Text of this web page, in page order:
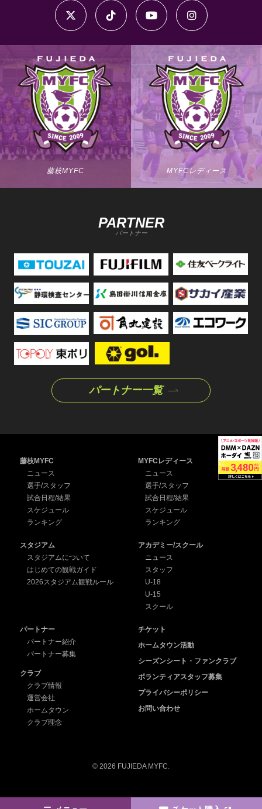
藤枝MYFC MYFCレディース
PARTNER
パートナー
パートナー一覧
藤枝MYFC
ニュース
選手/スタッフ
試合日程/結果
スケジュール
ランキング
MYFCレディース
ニュース
選手/スタッフ
試合日程/結果
スケジュール
ランキング
スタジアム
スタジアムについて
はじめての観戦ガイド
2026スタジアム観戦ルール
アカデミー/スクール
ニュース
スタッフ
U-18
U-15
スクール
パートナー
パートナー紹介
パートナー募集
クラブ
クラブ情報
運営会社
ホームタウン
クラブ理念
チケット
ホームタウン活動
シーズンシート・ファンクラブ
ボランティアスタッフ募集
プライバシーポリシー
お問い合わせ
© 2026 FUJIEDA MYFC.